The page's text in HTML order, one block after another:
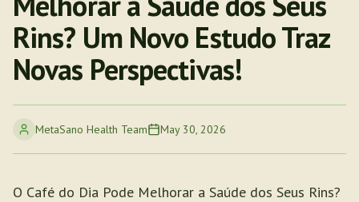
Rins? Um Novo Estudo Traz
Novas Perspectivas!
MetaSano Health Team May 30, 2026
O Café do Dia Pode Melhorar a Saúde dos Seus Rins?